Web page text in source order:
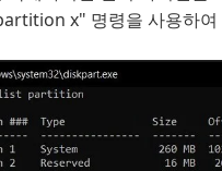
x" 명령을 사용하여